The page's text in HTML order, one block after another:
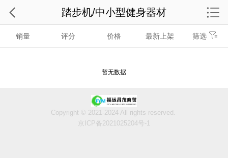
销量 评分 价格 最新上架 筛选
暂无数据
踏步机/中小型健身器材
Copyright © 2021-2024 All rights reserved.
京ICP备2021025204号-1